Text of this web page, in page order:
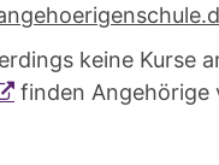
keine Kurse
finden Angehörige